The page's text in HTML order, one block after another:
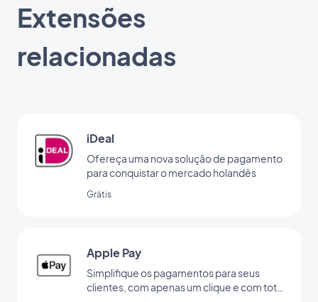
Extensões
relacionadas
iDeal
Ofereça uma nova solução de pagamento
para conquistar o mercado holandês
Grátis
Apple Pay
Simplifique os pagamentos para seus
clientes, com apenas um clique e com total